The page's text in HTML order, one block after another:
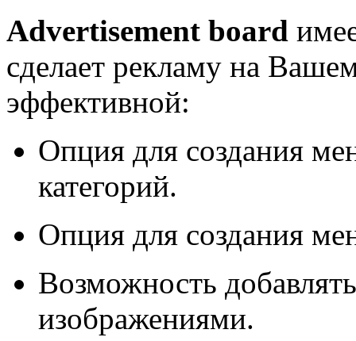
Advertisement board
сделает рекламу на
эффективной:
Опция для создания
категорий.
Опция для создания
Возможность
изображениями.